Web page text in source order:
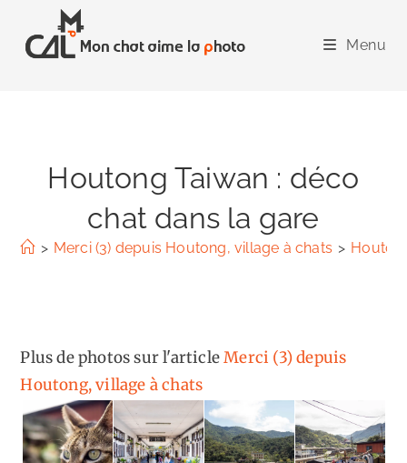
content
Menu
Houtong Taiwan : déco
chat dans la gare
> Merci (3) depuis Houtong, village à chats >
Plus de photos sur l'articleMerci (3) depuis
Houtong, village à chats